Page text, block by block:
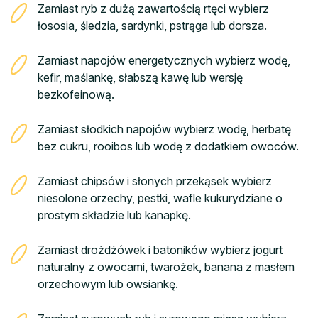
Zamiast ryb z dużą zawartością rtęci wybierz
łososia, śledzia, sardynki, pstrąga lub dorsza.
Zamiast napojów energetycznych wybierz wodę,
kefir, maślankę, słabszą kawę lub wersję
bezkofeinową.
Zamiast słodkich napojów wybierz wodę, herbatę
bez cukru, rooibos lub wodę z dodatkiem owoców.
Zamiast chipsów i słonych przekąsek wybierz
niesolone orzechy, pestki, wafle kukurydziane o
prostym składzie lub kanapkę.
Zamiast drożdżówek i batoników wybierz jogurt
naturalny z owocami, twarożek, banana z masłem
orzechowym lub owsiankę.